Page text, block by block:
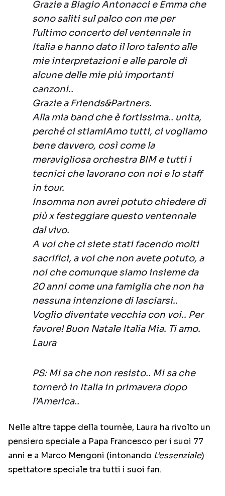
Grazie a Biagio Antonacci e Emma che
sono saliti sul palco con me per
l’ultimo concerto del ventennale in
Italia e hanno dato il loro talento alle
mie interpretazioni e alle parole di
alcune delle mie più importanti
canzoni..
Grazie a Friends&Partners.
Alla mia band che è fortissima.. unita,
perché ci stiamiAmo tutti, ci vogliamo
bene davvero, così come la
meravigliosa orchestra BIM e tutti i
tecnici che lavorano con noi e lo staff
in tour.
Insomma non avrei potuto chiedere di
più x festeggiare questo ventennale
dal vivo.
A voi che ci siete stati facendo molti
sacrifici, a voi che non avete potuto, a
noi che comunque siamo insieme da
20 anni come una famiglia che non ha
nessuna intenzione di lasciarsi..
Voglio diventate vecchia con voi.. Per
favore! Buon Natale Italia Mia. Ti amo.
Laura
PS: Mi sa che non resisto.. Mi sa che
tornerò in Italia in primavera dopo
l’America..
Nelle altre tappe della tournèe, Laura ha rivolto un
pensiero speciale a Papa Francesco per i suoi 77
anni e a Marco Mengoni (intonando L’essenziale)
spettatore speciale tra tutti i suoi fan.